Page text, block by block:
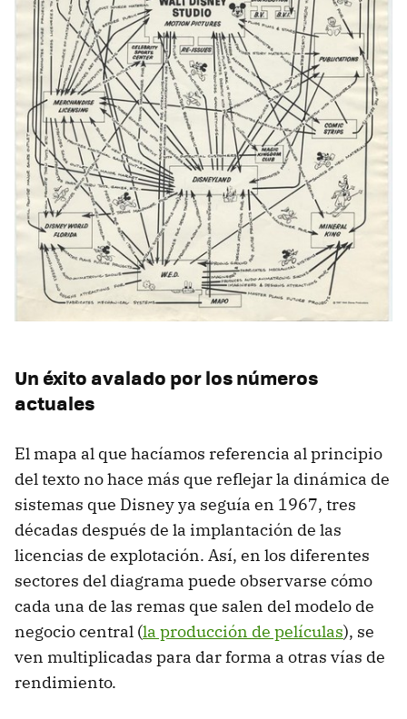
Un éxito avalado por los números
actuales
El mapa al que hacíamos referencia al principio
del texto no hace más que reflejar la dinámica de
sistemas que Disney ya seguía en 1967, tres
décadas después de la implantación de las
licencias de explotación. Así, en los diferentes
sectores del diagrama puede observarse cómo
cada una de las remas que salen del modelo de
negocio central (la producción de películas), se
ven multiplicadas para dar forma a otras vías de
rendimiento.